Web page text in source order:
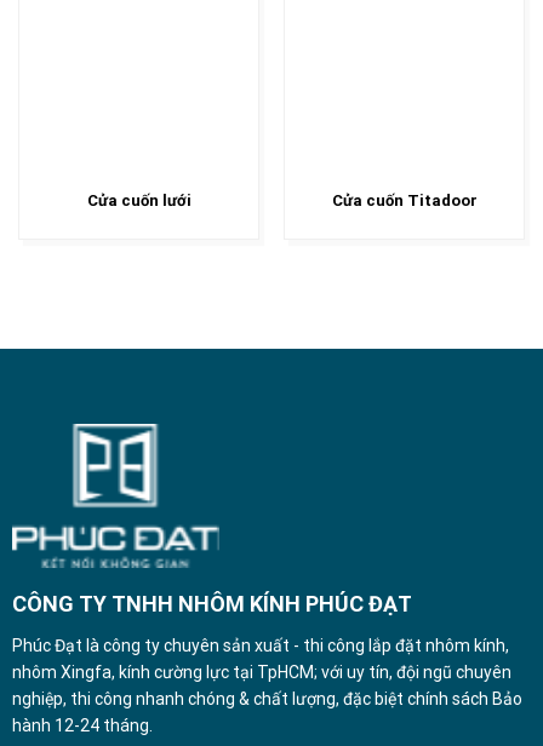
Cửa cuốn lưới Cửa cuốn Titadoor
CÔNG TY TNHH NHÔM KÍNH PHÚC ĐẠT
Phúc Đạt là công ty chuyên sản xuất - thi công lắp đặt nhôm kính,
nhôm Xingfa, kính cường lực tại TpHCM; với uy tín, đội ngũ chuyên
nghiệp, thi công nhanh chóng & chất lượng, đặc biệt chính sách Bảo
hành 12-24 tháng.